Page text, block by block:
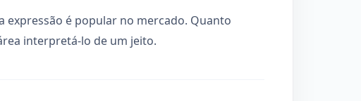
expressão é popular no mercado. Quanto
interpretá-lo de um jeito.